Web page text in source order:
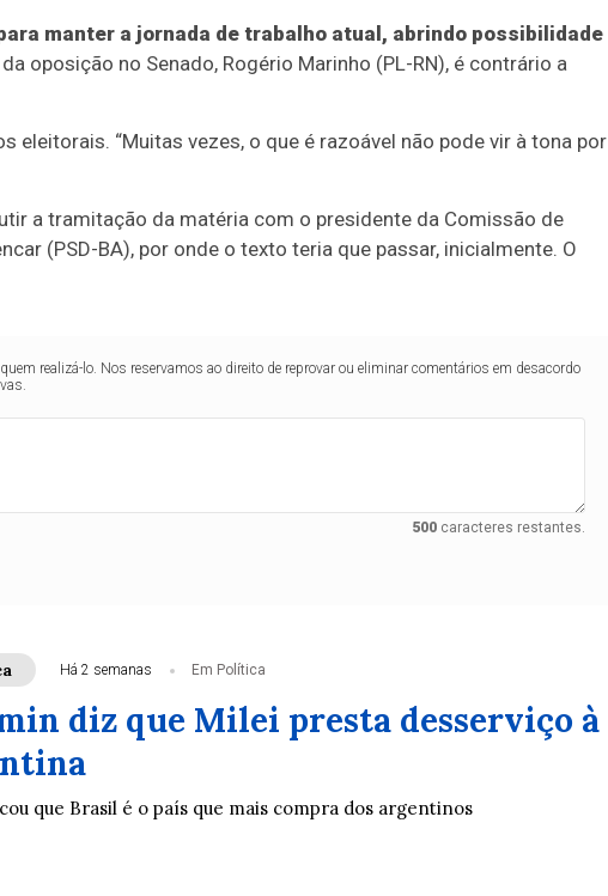
manter a jornada de trabalho atual, abrindo possibilidade
oposição no Senado, Rogério Marinho (PL-RN), é contrário a
eleitorais. “Muitas vezes, o que é razoável não pode vir à tona por
a tramitação da matéria com o presidente da Comissão de
(PSD-BA), por onde o texto teria que passar, inicialmente. O
realizá-lo. Nos reservamos ao direito de reprovar ou eliminar comentários em desacordo
500caracteres restantes.
Há 2 semanas Em Política
diz que Milei presta desserviço à
que Brasil é o país que mais compra dos argentinos